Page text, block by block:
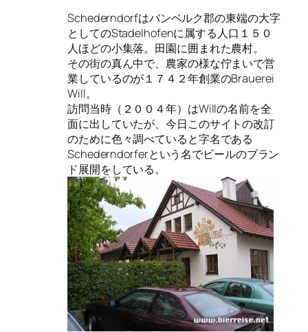
Schederndorfはバンベルク郡の東端の大字
としてのStadelhofenに属する人口１５０
人ほどの小集落。田園に囲まれた農村。
その街の真ん中で、農家の様な佇まいで営
業しているのが１７４２年創業のBrauerei
Will。
訪問当時（２００４年）はWillの名前を全
面に出していたが、今日このサイトの改訂
のために色々調べていると字名である
Schederndorferという名でビールのブラン
ド展開をしている。